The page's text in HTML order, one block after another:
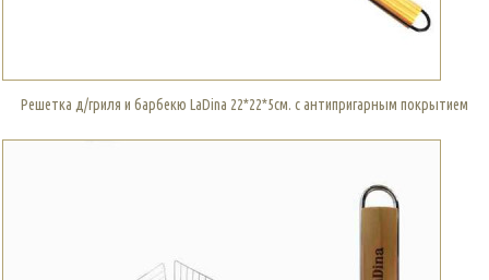
Решетка д/гриля и барбекю LaDina 22*22*5см. с антипригарным покрытием